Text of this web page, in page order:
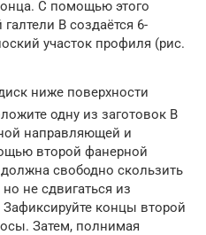
С помощью этого
В создаётся 6-
участок профиля (рис.
ниже поверхности
одну из заготовок В
направляющей и
второй фанерной
свободно скользить
не сдвигаться из
концы второй
Затем, полнимая